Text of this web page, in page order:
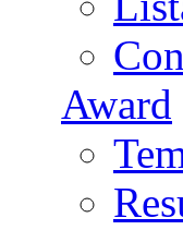
Award